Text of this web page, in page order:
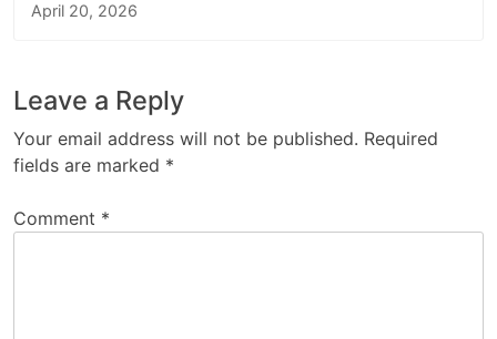
April 20, 2026
Leave a Reply
Your email address will not be published. Required
fields are marked *
Comment *